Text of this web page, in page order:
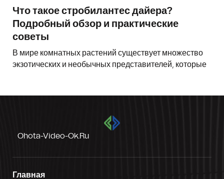
Что такое стробилантес дайера?
Подробный обзор и практические
советы
В мире комнатных растений существует множество
экзотических и необычных представителей, которые
Ohota-Video-Ok.ru
Главная